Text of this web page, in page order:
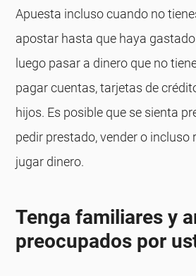
Apuesta incluso cuando no
apostar hasta que haya
luego pasar a dinero que no
pagar cuentas, tarjetas de
hijos. Es posible que se sienta
pedir prestado, vender o incluso
jugar dinero.
Tenga familiares y
preocupados por